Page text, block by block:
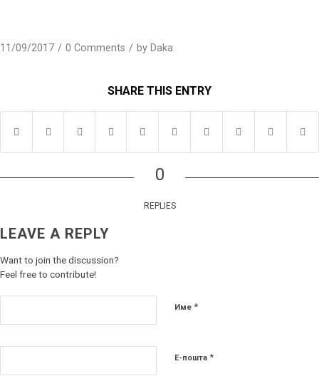
11/09/2017 / 0 Comments / by Daka
SHARE THIS ENTRY
0
REPLIES
LEAVE A REPLY
Want to join the discussion?
Feel free to contribute!
Име *
Е-пошта *